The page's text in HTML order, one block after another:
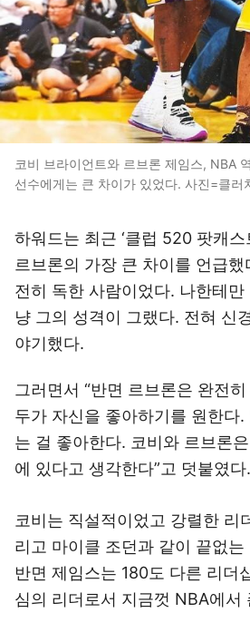
코비 브라이언트와 르브론 제임스, NBA
선수에게는 큰 차이가 있었다. 사진=클러
하워드는 최근 ‘클럽 520 팟캐스
르브론의 가장 큰 차이를 언급
전히 독한 사람이었다. 나한테만
냥 그의 성격이 그랬다. 전혀 신
야기했다.
그러면서 “반면 르브론은 완전
두가 자신을 좋아하기를 원한다.
는 걸 좋아한다. 코비와 르브론
에 있다고 생각한다”고 덧붙였다.
코비는 직설적이었고 강렬한 리
리고 마이클 조던과 같이 끝없
반면 제임스는 180도 다른 리더
심의 리더로서 지금껏 NBA에서